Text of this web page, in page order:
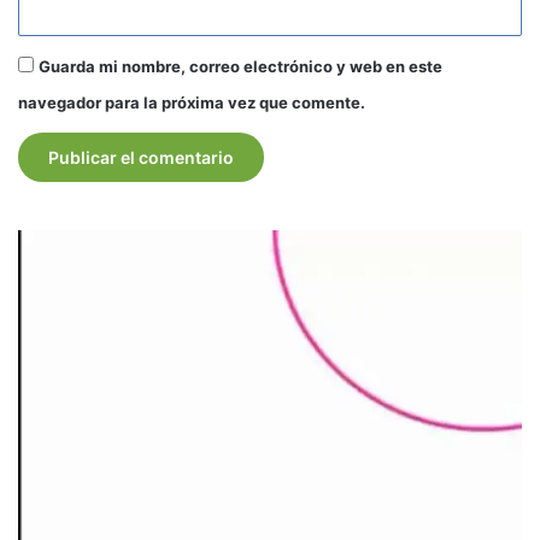
Guarda mi nombre, correo electrónico y web en este
navegador para la próxima vez que comente.